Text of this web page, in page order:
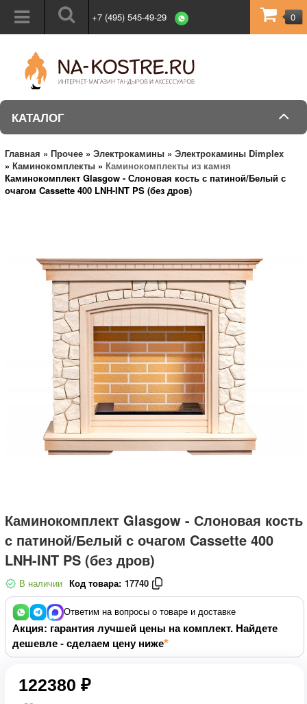
+7 (495) 545-49-29 0
КАТАЛОГ
Главная » Прочее » Электрокамины » Электрокамины Dimplex
» Каминокомплекты » Каминокомплекты из камня
Каминокомплект Glasgow - Слоновая кость с патиной/Белый с
очагом Cassette 400 LNH-INT PS (без дров)
Каминокомплект Glasgow - Слоновая кость
с патиной/Белый с очагом Cassette 400
LNH-INT PS (без дров)
В наличии Код товара: 17740
Ответим на вопросы о товаре и доставке
Акция: гарантия лучшей цены на комплект. Найдете
дешевле - сделаем цену ниже
122380 ₽